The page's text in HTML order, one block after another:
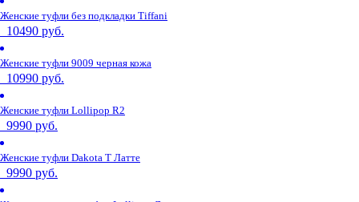
Женские туфли без подкладки Tiffani
10490 руб.
Женские туфли 9009 черная кожа
10990 руб.
Женские туфли Lollipop R2
9990 руб.
Женские туфли Dakota T Латте
9990 руб.